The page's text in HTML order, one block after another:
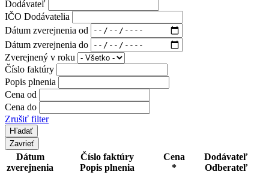
Dodávateľ
IČO Dodávatelia
Dátum zverejnenia od
Dátum zverejnenia do
Zverejnený v roku
Číslo faktúry
Popis plnenia
Cena od
Cena do
Zrušiť filter
Zavrieť
Dátum
zverejnenia
Číslo faktúry
Popis plnenia
Cena
*
Dodávateľ
Odberateľ